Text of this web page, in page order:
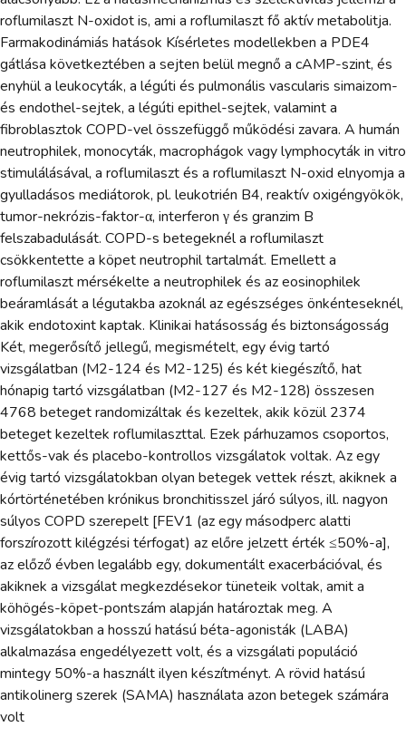
roflumilaszt N-oxidot is, ami a roflumilaszt fő aktív metabolitja.
Farmakodinámiás hatások Kísérletes modellekben a PDE4
gátlása következtében a sejten belül megnő a cAMP-szint, és
enyhül a leukocyták, a légúti és pulmonális vascularis simaizom-
és endothel-sejtek, a légúti epithel-sejtek, valamint a
fibroblasztok COPD-vel összefüggő működési zavara. A humán
neutrophilek, monocyták, macrophágok vagy lymphocyták in vitro
stimulálásával, a roflumilaszt és a roflumilaszt N-oxid elnyomja a
gyulladásos mediátorok, pl. leukotrién B4, reaktív oxigéngyökök,
tumor-nekrózis-faktor-α, interferon γ és granzim B
felszabadulását. COPD-s betegeknél a roflumilaszt
csökkentette a köpet neutrophil tartalmát. Emellett a
roflumilaszt mérsékelte a neutrophilek és az eosinophilek
beáramlását a légutakba azoknál az egészséges önkénteseknél,
akik endotoxint kaptak. Klinikai hatásosság és biztonságosság
Két, megerősítő jellegű, megismételt, egy évig tartó
vizsgálatban (M2-124 és M2-125) és két kiegészítő, hat
hónapig tartó vizsgálatban (M2-127 és M2-128) összesen
4768 beteget randomizáltak és kezeltek, akik közül 2374
beteget kezeltek roflumilaszttal. Ezek párhuzamos csoportos,
kettős-vak és placebo-kontrollos vizsgálatok voltak. Az egy
évig tartó vizsgálatokban olyan betegek vettek részt, akiknek a
kórtörténetében krónikus bronchitisszel járó súlyos, ill. nagyon
súlyos COPD szerepelt [FEV1 (az egy másodperc alatti
forszírozott kilégzési térfogat) az előre jelzett érték ≤50%-a],
az előző évben legalább egy, dokumentált exacerbációval, és
akiknek a vizsgálat megkezdésekor tüneteik voltak, amit a
köhögés-köpet-pontszám alapján határoztak meg. A
vizsgálatokban a hosszú hatású béta-agonisták (LABA)
alkalmazása engedélyezett volt, és a vizsgálati populáció
mintegy 50%-a használt ilyen készítményt. A rövid hatású
antikolinerg szerek (SAMA) használata azon betegek számára
volt